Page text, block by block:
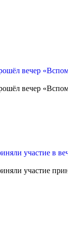
вечер
вечер
участие в
участие